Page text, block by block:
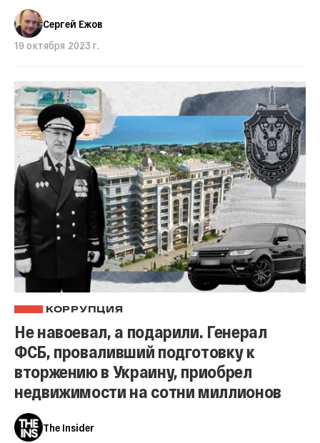
Сергей Ежов
19 октября 2023 г.
КОРРУПЦИЯ
Не навоевал, а подарили. Генерал
ФСБ, проваливший подготовку к
вторжению в Украину, приобрел
недвижимости на сотни миллионов
The Insider